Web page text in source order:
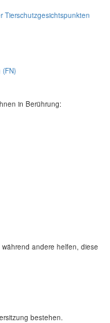
Tierschutzgesichtspunkten
(FN)
in Berührung:
andere helfen, diese
bestehen.